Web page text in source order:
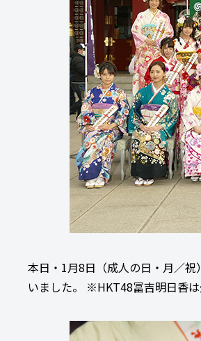
本日・1月8日（成人の日・月／
いました。 ※HKT48冨吉明日香